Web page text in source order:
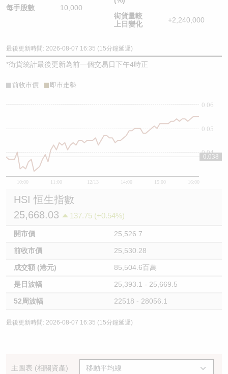
每手股數 10,000
街貨量較
上日變化
+2,240,000
最後更新時間: 2026-08-07 16:35 (15分鐘延遲)
*街貨統計最後更新為前一個交易日下午4時正
前收市價 即市走勢
10:00 11:00 12/13 14:00 15:00 16:00
0.04
0.05
0.06
0.038
HSI 恒生指數
25,668.03
137.75 (+0.54%)
開市價 25,526.7
前收市價 25,530.28
成交額 (港元) 85,504.6百萬
是日波幅 25,393.1 - 25,669.5
52周波幅 22518 - 28056.1
最後更新時間: 2026-08-07 16:35 (15分鐘延遲)
主圖表 (相關資產)